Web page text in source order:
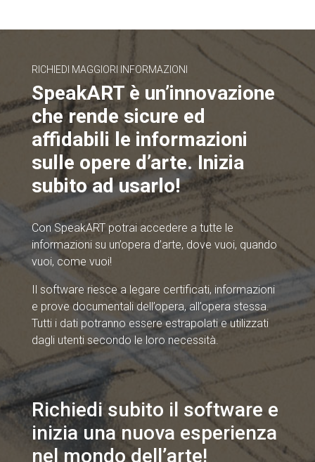
RICHIEDI MAGGIORI INFORMAZIONI
SpeakART è un’innovazione
che rende sicure ed
affidabili le informazioni
sulle opere d’arte. Inizia
subito ad usarlo!
Con SpeakART potrai accedere a tutte le
informazioni su un’opera d’arte, dove vuoi, quando
vuoi, come vuoi!
Il software riesce a legare certificati, informazioni
e prove documentali dell’opera, all’opera stessa.
Tutti i dati potranno essere estrapolati e utilizzati
dagli utenti secondo le loro necessità.
Richiedi subito il software e
inizia una nuova esperienza
nel mondo dell’arte!